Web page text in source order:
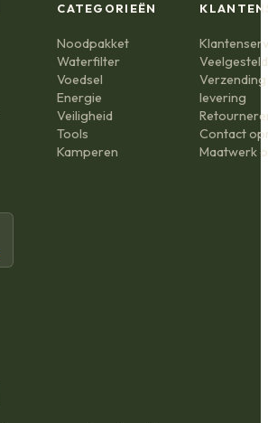
CATEGORIEËN
Noodpakket
Waterfilter
Voedsel
Energie
Veiligheid
Tools
Kamperen
Verzending
levering
Contact
Maatwerk